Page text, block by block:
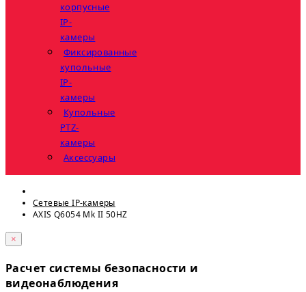
корпусные
IP-
камеры
Фиксированные
купольные
IP-
камеры
Купольные
PTZ-
камеры
Аксессуары
Сетевые IP-камеры
AXIS Q6054 Mk II 50HZ
×
Расчет системы безопасности и
видеонаблюдения